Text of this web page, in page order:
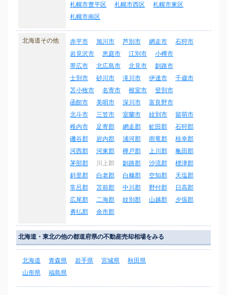
札幌市豊平区
札幌市西区
札幌市東区
札幌市南区
北海道その他 赤平市 旭川市 芦別市 網走市
石狩市
岩見沢市
恵庭市 江別市
小樽市
帯広市
北広島市 北見市
釧路市
士別市
砂川市 滝川市 伊達市
千歳市
苫小牧市
名寄市 根室市
登別市
函館市
美唄市 深川市
富良野市
北斗市
三笠市 室蘭市 紋別市
留萌市
稚内市
足寄郡 網走郡 虻田郡
石狩郡
磯谷郡
岩内郡 浦河郡 雨竜郡
枝幸郡
河西郡
河東郡 樺戸郡 上川郡
亀田郡
茅部郡
川上郡 釧路郡 沙流郡
標津郡
斜里郡
白老郡 白糠郡 空知郡
天塩郡
常呂郡
苫前郡 中川郡 野付郡
日高郡
広尾郡
二海郡 紋別郡 山越郡
夕張郡
勇払郡
余市郡
北海道・東北の他の都道府県の不動産売却相場をみる
北海道 青森県 岩手県 宮城県
秋田県
山形県
福島県